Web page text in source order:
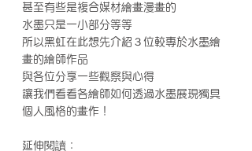
甚至有些是複合媒材繪畫漫畫的
水墨只是一小部分等等
所以黑虹在此想先介紹３位較專於水墨繪
畫的繪師作品
與各位分享一些觀察與心得
讓我們看看各繪師如何透過水墨展現獨具
個人風格的畫作！
延伸閱讀：